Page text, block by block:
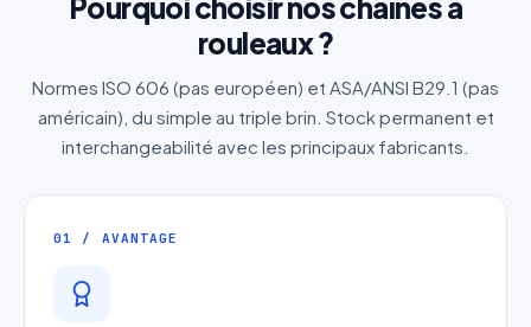
rouleaux ?
Normes ISO 606 (pas européen) et ASA/ANSI B29.1 (pas
américain), du simple au triple brin. Stock permanent et
interchangeabilité avec les principaux fabricants.
01 / AVANTAGE